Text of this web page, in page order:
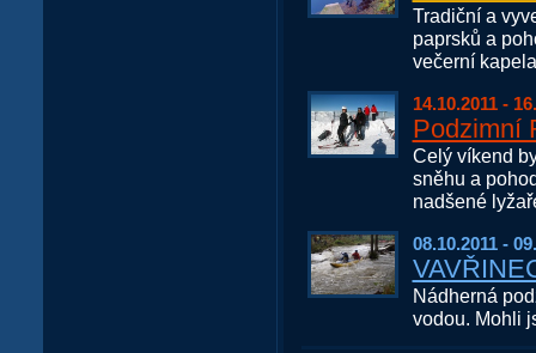
Tradiční a
paprsků a
večerní
14.10.2011 -
Podzimní
Celý víkend
sněhu a
nadšené
08.10.2011 -
Nádherná
vodou. Mohli